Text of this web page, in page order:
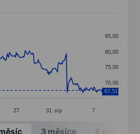
points.
categories.
displaying values. Data
27 31 srp 7
70,00
75,00
80,00
85,00
67,51
3 měsíce 6 měsíců